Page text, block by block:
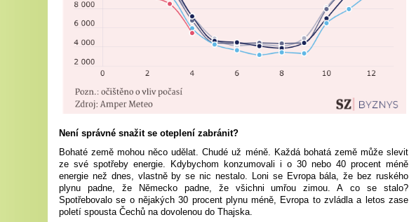
Není správné snažit se oteplení zabránit?
Bohaté země mohou něco udělat. Chudé už méně. Každá bohatá země může slevit
ze své spotřeby energie. Kdybychom konzumovali i o 30 nebo 40 procent méně
energie než dnes, vlastně by se nic nestalo. Loni se Evropa bála, že bez ruského
plynu padne, že Německo padne, že všichni umřou zimou. A co se stalo?
Spotřebovalo se o nějakých 30 procent plynu méně, Evropa to zvládla a letos zase
poletí spousta Čechů na dovolenou do Thajska.